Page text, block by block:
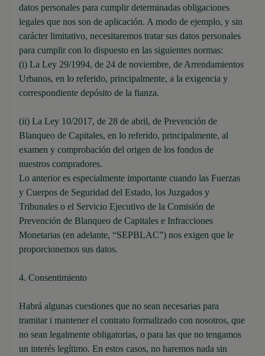
datos personales para cumplir determinadas obligaciones
legales que nos son de aplicación. A modo de ejemplo, y sin
carácter limitativo, necesitaremos tratar sus datos personales
para cumplir con lo dispuesto en las siguientes normas:
(i) La Ley 29/1994, de 24 de noviembre, de Arrendamientos
Urbanos, en lo referido, principalmente, a la exigencia y
correspondiente depósito de la fianza.
(ii) La Ley 10/2017, de 28 de abril, de Prevención de
Blanqueo de Capitales, en lo referido, principalmente, al
examen y comprobación del origen de los fondos de
nuestros compradores.
Lo anterior es especialmente importante cuando las Fuerzas
y Cuerpos de Seguridad del Estado, los Juzgados y
Tribunales o el Servicio Ejecutivo de la Comisión de
Prevención de Blanqueo de Capitales e Infracciones
Monetarias (en adelante, “SEPBLAC”) nos exigen que le
proporcionemos sus datos.
4. Consentimiento
Habrá algunas cuestiones que no sean necesarias para
tramitar i mantener el contrato formalizado con nosotros, que
no sean legalmente obligatorias, o para las que no tengamos
un interés legítimo. En estos casos, no haremos nada sin